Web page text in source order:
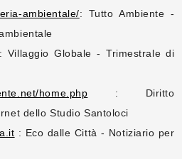
ambientale/: Tutto Ambiente -
: Villaggio Globale - Trimestrale di
home.php : Diritto
dello Studio Santoloci
: Eco dalle Città - Notiziario per